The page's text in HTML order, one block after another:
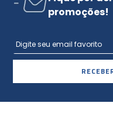
promoções!